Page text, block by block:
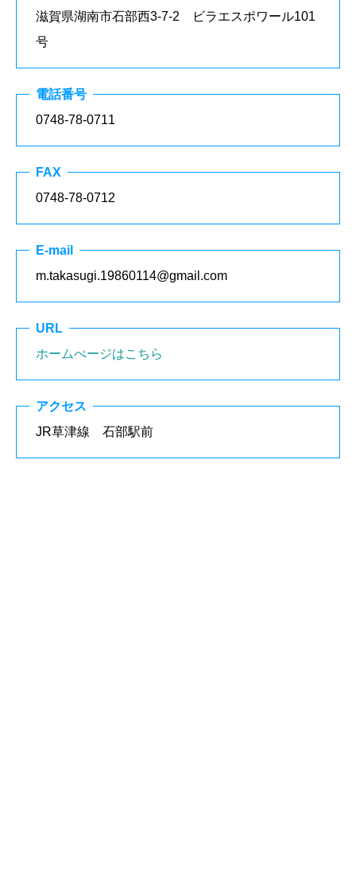
滋賀県湖南市石部西3-7-2 ビラエスポワール101
号
電話番号
0748-78-0711
FAX
0748-78-0712
E-mail
m.takasugi.19860114@gmail.com
URL
ホームぺージはこちら
アクセス
JR草津線 石部駅前